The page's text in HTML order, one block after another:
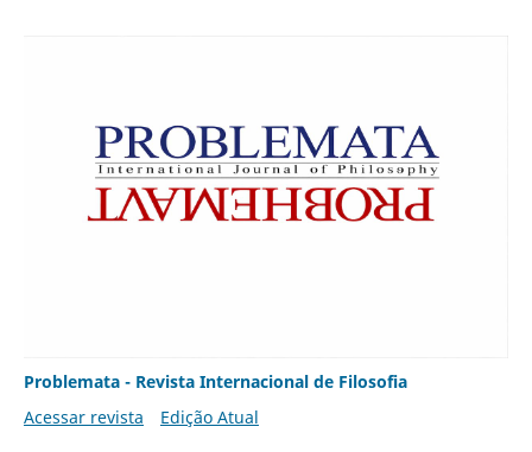
Problemata - Revista Internacional de Filosofia
Acessar revista
Edição Atual